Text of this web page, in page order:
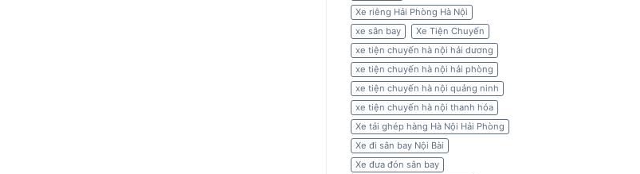
Xe riêng Hải Phòng Hà Nội
xe sân bay
Xe Tiện Chuyến
xe tiện chuyến hà nội hải dương
xe tiện chuyến hà nội hải phòng
xe tiện chuyến hà nội quảng ninh
xe tiện chuyến hà nội thanh hóa
Xe tải ghép hàng Hà Nội Hải Phòng
Xe đi sân bay Nội Bài
Xe đưa đón sân bay